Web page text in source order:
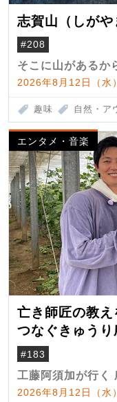
志賀山（しがや
#208
そこに山があるか
2026年8月12日（水
趣味 自然・ア
エンタメ・音楽
亡き師匠の教
つなぐきゅうり
#183
工藤阿須加が行く
2026年8月12日（水